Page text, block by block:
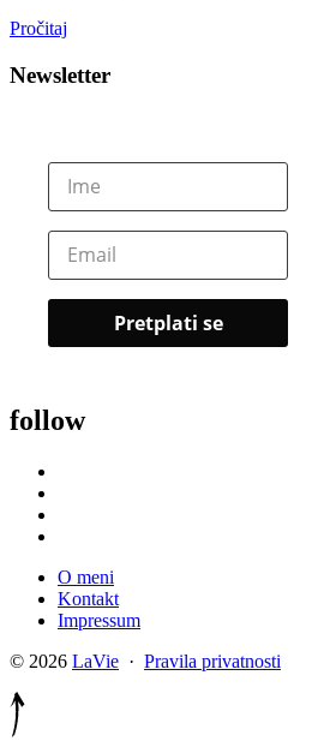
Pročitaj
Newsletter
follow
O meni
Kontakt
Impressum
© 2026 LaVie · Pravila privatnosti